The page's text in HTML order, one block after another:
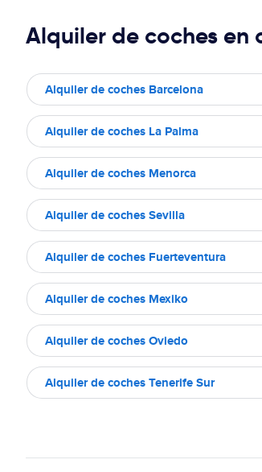
Alquiler de coches en
Alquiler de coches Barcelona
Alquiler de coches La Palma
Alquiler de coches Menorca
Alquiler de coches Sevilla
Alquiler de coches Fuerteventura
Alquiler de coches Mexiko
Alquiler de coches Oviedo
Alquiler de coches Tenerife Sur